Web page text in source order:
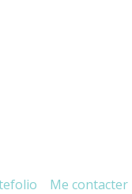
Me contacter